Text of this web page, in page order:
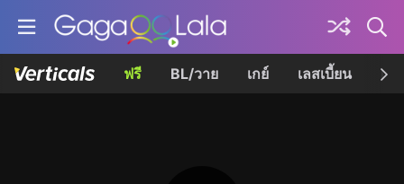
ฟรี BL/วาย เกย์ เลสเบี้ยน เค